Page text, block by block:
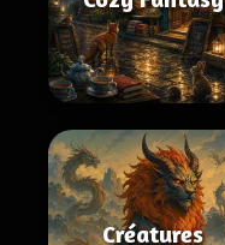
Créatures